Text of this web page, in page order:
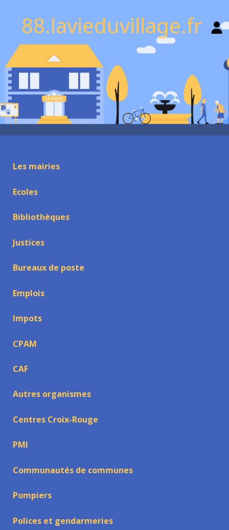
88.lavieduvillage.fr
Les mairies
Ecoles
Bibliothèques
Justices
Bureaux de poste
Emplois
Impots
CPAM
CAF
Autres organismes
Centres Croix-Rouge
PMI
Communautés de communes
Pompiers
Polices et gendarmeries